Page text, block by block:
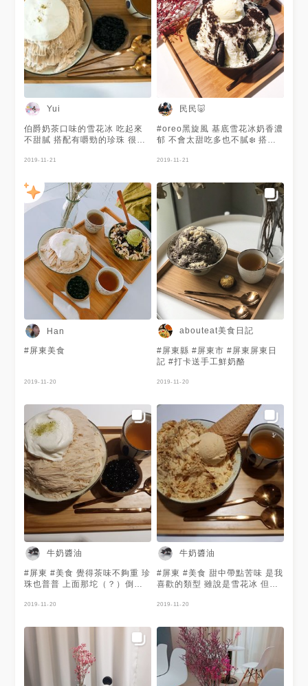
Yui
伯爵奶茶口味的雪花冰 吃起來
不甜膩 搭配有嚼勁的珍珠 很好
美 #屏東 #小自由 #冰 #雪花冰
2019-11-21
民民🐷
#oreo黑旋風 基底雪花冰奶香濃
郁 不會太甜吃多也不膩❄️ 搭配
茶可以解解甜味 非常貼心❤️ 店
漂亮的乾燥花點綴每個角落 很
舒服的一間冰店😊 #屏東 #冰品
#雪花冰 #oreo #乾燥花 #小自
由 #美食 #屏東美食 #上海路
2019-11-21
Han
#屏東美食
2019-11-20
abouteat美食日記
#屏東縣 #屏東市 #屏東屏東日
記 #打卡送手工鮮奶酪
2019-11-20
牛奶醬油
#屏東 #美食 覺得茶味不夠重 珍
珠也普普 上面那坨（？）倒是
2019-11-20
牛奶醬油
#屏東 #美食 甜中帶點苦味 是我
喜歡的類型 雖說是雪花冰 但總
2019-11-20